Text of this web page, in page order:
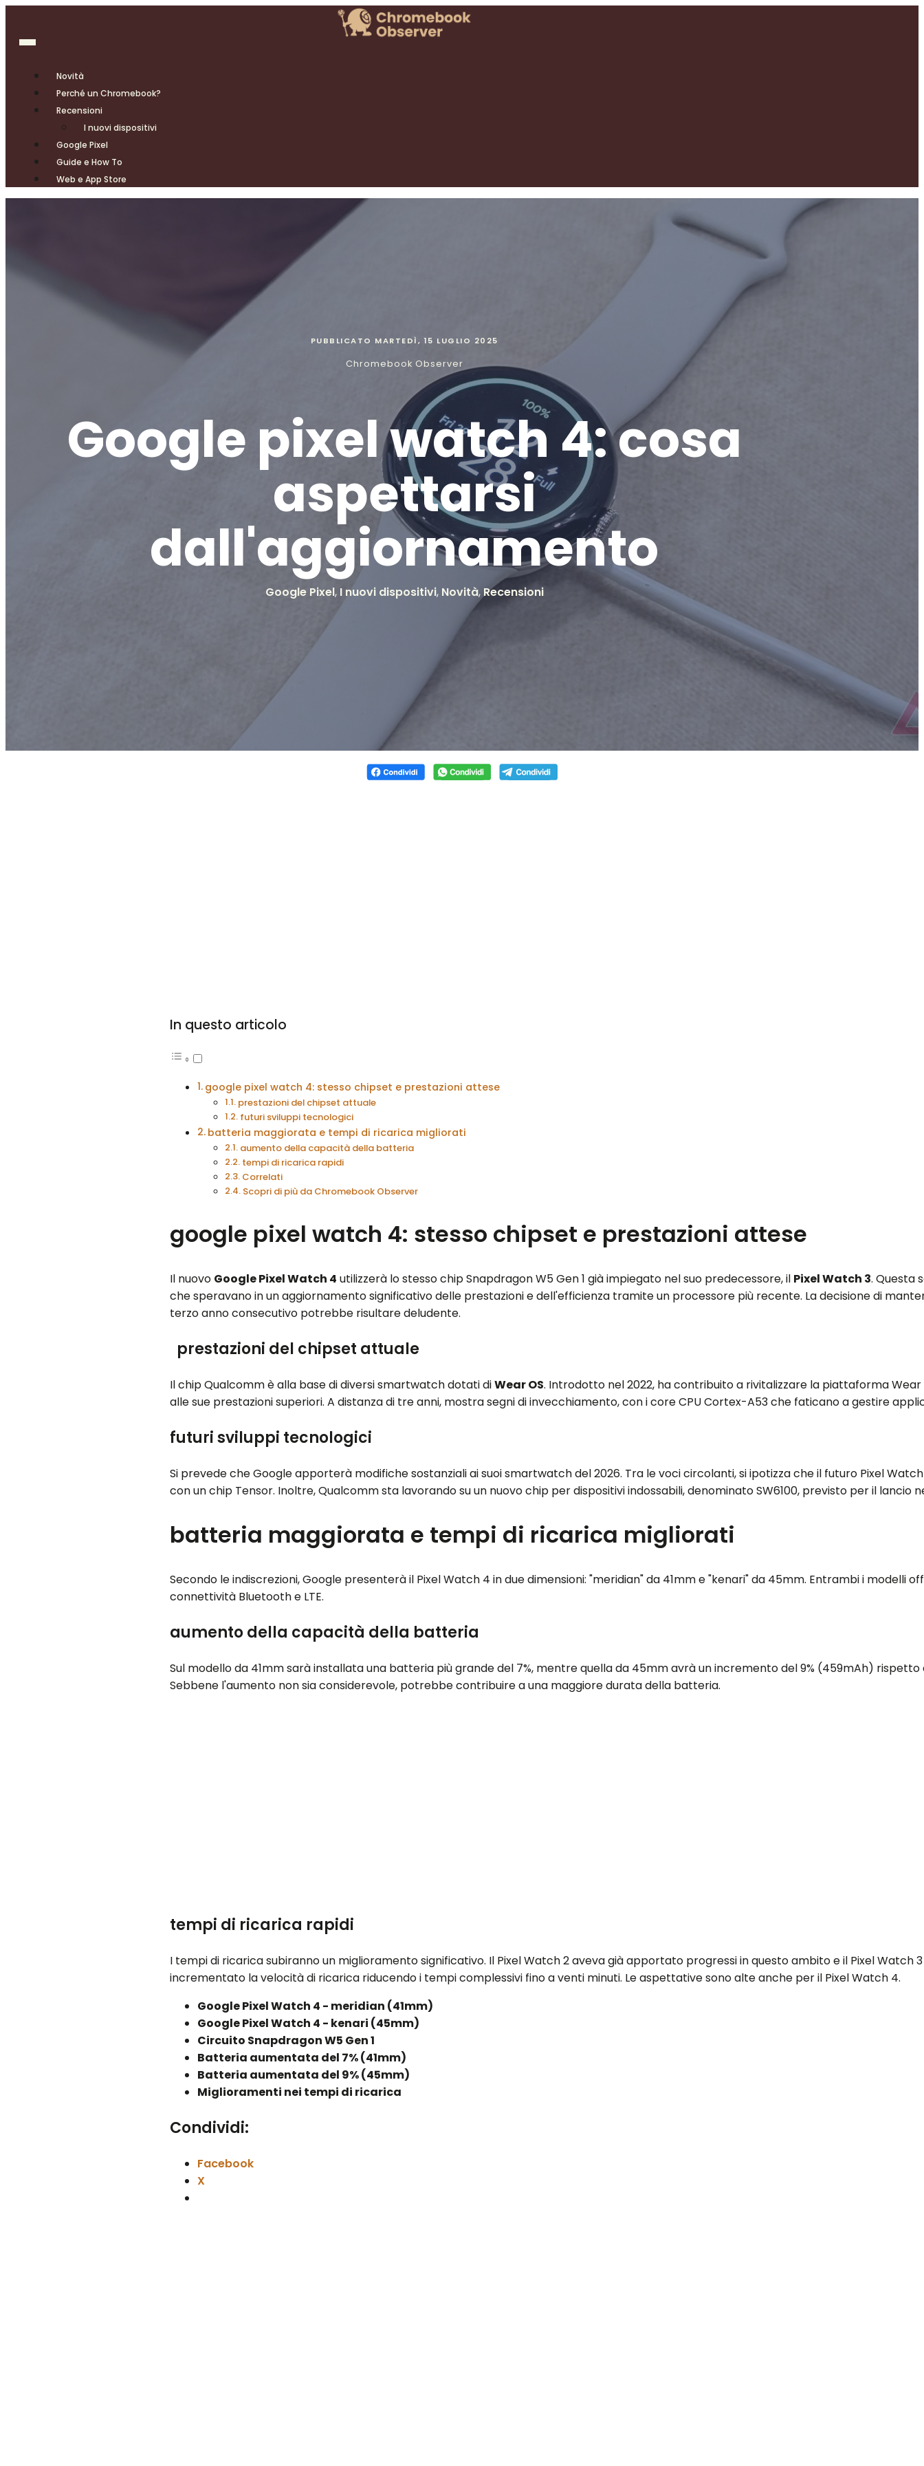
Novità
Perché un Chromebook?
Recensioni
I nuovi dispositivi
Google Pixel
Guide e How To
Web e App Store
PUBBLICATO MARTEDÌ, 15 LUGLIO 2025
Chromebook Observer
Google pixel watch 4: cosa
aspettarsi
dall'aggiornamento
Google Pixel, I nuovi dispositivi, Novità, Recensioni
In questo articolo
google pixel watch 4: stesso chipset e prestazioni attese
prestazioni del chipset attuale
futuri sviluppi tecnologici
batteria maggiorata e tempi di ricarica migliorati
aumento della capacità della batteria
tempi di ricarica rapidi
Correlati
Scopri di più da Chromebook Observer
google pixel watch 4: stesso chipset e prestazioni attese
Il nuovo Google Pixel Watch 4 utilizzerà lo stesso chip Snapdragon W5 Gen 1 già impiegato nel suo predecessore, il Pixel Watch 3. Questa
che speravano in un aggiornamento significativo delle prestazioni e dell'efficienza tramite un processore più recente. La decisione di
terzo anno consecutivo potrebbe risultare deludente.
prestazioni del chipset attuale
Il chip Qualcomm è alla base di diversi smartwatch dotati diWear OS. Introdotto nel 2022, ha contribuito a rivitalizzare la piattaforma Wear
alle sue prestazioni superiori. A distanza di tre anni, mostra segni di invecchiamento, con i core CPU Cortex-A53 che faticano a gestire
futuri sviluppi tecnologici
Si prevede che Google apporterà modifiche sostanziali ai suoi smartwatch del 2026. Tra le voci circolanti, si ipotizza che il futuro Pixel
con un chip Tensor. Inoltre, Qualcomm sta lavorando su un nuovo chip per dispositivi indossabili, denominato SW6100, previsto per il lancio
batteria maggiorata e tempi di ricarica migliorati
Secondo le indiscrezioni, Google presenterà il Pixel Watch 4 in due dimensioni: "meridian" da 41mm e "kenari" da 45mm. Entrambi i modelli
connettività Bluetooth e LTE.
aumento della capacità della batteria
Sul modello da 41mm sarà installata una batteria più grande del 7%, mentre quella da 45mm avrà un incremento del 9% (459mAh)
Sebbene l'aumento non sia considerevole, potrebbe contribuire a una maggiore durata della batteria.
tempi di ricarica rapidi
I tempi di ricarica subiranno un miglioramento significativo. Il Pixel Watch 2 aveva già apportato progressi in questo ambito e il Pixel Watch
incrementato la velocità di ricarica riducendo i tempi complessivi fino a venti minuti. Le aspettative sono alte anche per il Pixel Watch 4.
Google Pixel Watch 4 - meridian (41mm)
Google Pixel Watch 4 - kenari (45mm)
Circuito Snapdragon W5 Gen 1
Batteria aumentata del 7% (41mm)
Batteria aumentata del 9% (45mm)
Miglioramenti nei tempi di ricarica
Condividi:
Facebook
X